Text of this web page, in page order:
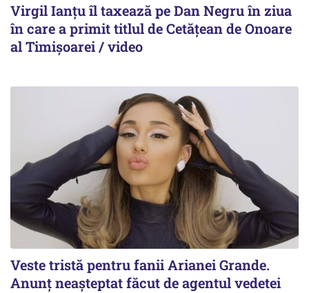
Virgil Ianțu îl taxează pe Dan Negru în ziua
în care a primit titlul de Cetățean de Onoare
al Timișoarei / video
Veste tristă pentru fanii Arianei Grande.
Anunț neașteptat făcut de agentul vedetei